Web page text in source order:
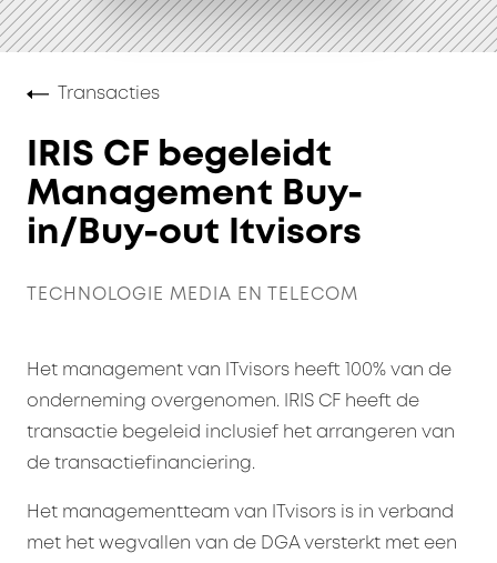
Transacties
IRIS CF begeleidt
Management Buy-
in/Buy-out Itvisors
TECHNOLOGIE MEDIA EN TELECOM
Het management van ITvisors heeft 100% van de
onderneming overgenomen. IRIS CF heeft de
transactie begeleid inclusief het arrangeren van
de transactiefinanciering.
Het managementteam van ITvisors is in verband
met het wegvallen van de DGA versterkt met een